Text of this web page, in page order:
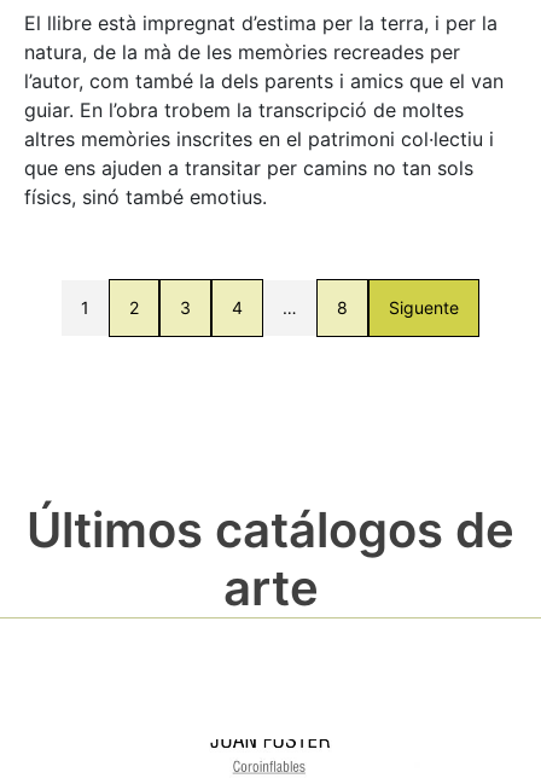
El llibre està impregnat d’estima per la terra, i per la
natura, de la mà de les memòries recreades per
l’autor, com també la dels parents i amics que el van
guiar. En l’obra trobem la transcripció de moltes
altres memòries inscrites en el patrimoni col·lectiu i
que ens ajuden a transitar per camins no tan sols
físics, sinó també emotius.
1 2 3 4 … 8 Siguente
Últimos catálogos de
arte